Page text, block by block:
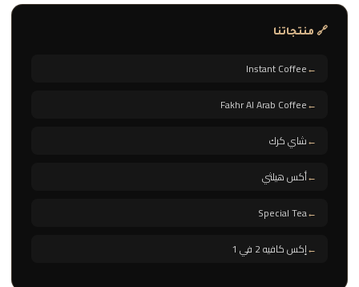
🔗 منتجاتنا
Instant Coffee
Fakhr Al Arab Coffee
شاي كرك
أكس هيلثي
Special Tea
إكس كافيه 2 في 1